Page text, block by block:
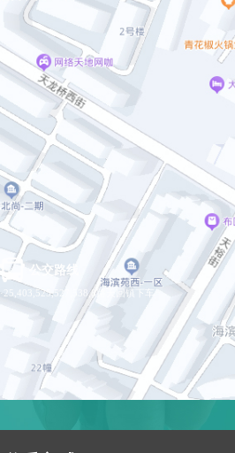
公交路线
·25,403,525,527,538,8路天回镇下车